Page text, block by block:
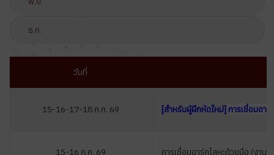
ธ.ค.
วันที่
15-16-17-18 ก.ค. 69 [สำหรับผู้ฝึกหัดใหม่] การเชื่อมอา
15-16 ก.ค. 69 การเชื่อมอาร์กโลหะด้วยมือ (งานโ